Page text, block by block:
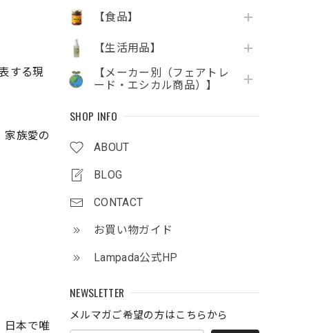
【食品】
【生活用品】
【メーカー別（フェアトレ
ード・エシカル商品）】
SHOP INFO
ABOUT
BLOG
CONTACT
お買い物ガイド
Lampada公式HP
NEWSLETTER
メルマガご希望の方はこちらから
する現
家族愛の
日本で唯